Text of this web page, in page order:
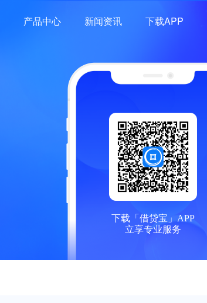
产品中心 新闻资讯 下载APP
下载「借贷宝」APP
立享专业服务